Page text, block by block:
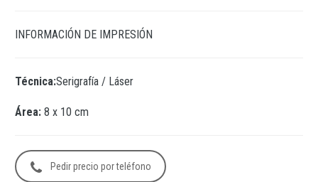
INFORMACIÓN DE IMPRESIÓN
Técnica:Serigrafía / Láser
Área: 8 x 10 cm
Pedir precio por teléfono